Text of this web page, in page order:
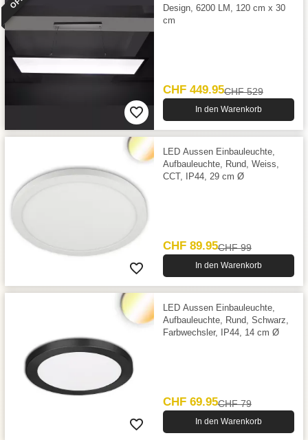
Design, 6200 LM, 120 cm x 30
cm
CHF 449.95CHF 529
In den Warenkorb
LED Aussen Einbauleuchte,
Aufbauleuchte, Rund, Weiss,
CCT, IP44, 29 cm Ø
CHF 89.95CHF 99
In den Warenkorb
LED Aussen Einbauleuchte,
Aufbauleuchte, Rund, Schwarz,
Farbwechsler, IP44, 14 cm Ø
CHF 69.95CHF 79
In den Warenkorb